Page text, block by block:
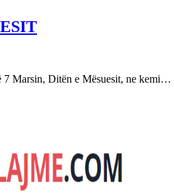
Marsin, Ditën e Mësuesit, ne kemi…